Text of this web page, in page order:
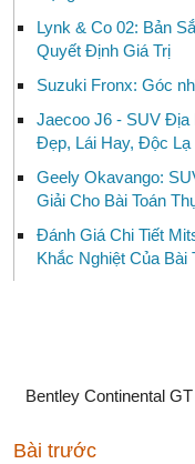
Lynk & Co 02: Bản
Quyết Định Giá Trị
Suzuki Fronx: Góc
Jaecoo J6 - SUV Địa
Đẹp, Lái Hay, Độc Lạ
Geely Okavango:
Giải Cho Bài Toán
Đánh Giá Chi Tiết
Khắc Nghiệt Của Bài
Bentley Continental
Bài trước